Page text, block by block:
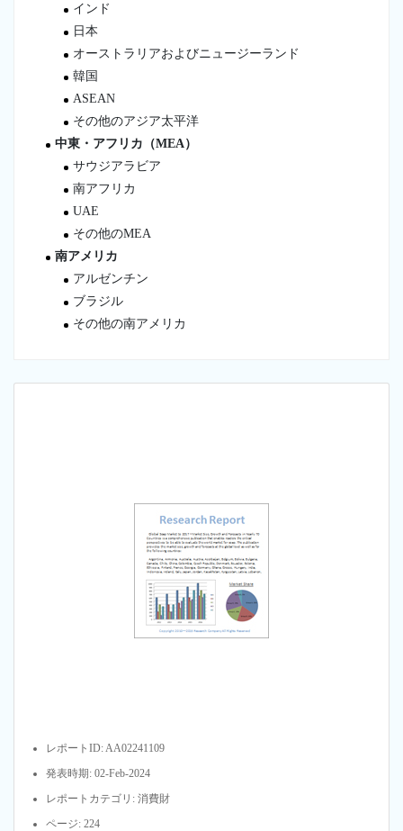
インド
日本
オーストラリアおよびニュージーランド
韓国
ASEAN
その他のアジア太平洋
中東・アフリカ（MEA）
サウジアラビア
南アフリカ
UAE
その他のMEA
南アメリカ
アルゼンチン
ブラジル
その他の南アメリカ
レポートID: AA02241109
発表時期: 02-Feb-2024
レポートカテゴリ: 消費財
ページ: 224